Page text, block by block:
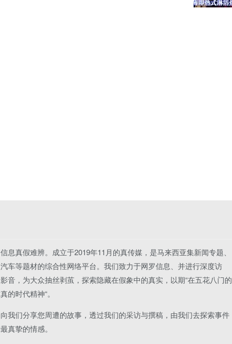
息真假难辨。成立于2019年11月的真传媒，是马来西亚集新闻专题、
车等题材的综合性网络平台。我们致力于网罗信息、并进行深度访
音，为大众抽丝剥茧，探索隐藏在假象中的真实，以期“在五花八门的
的时代精神“。
我们分享您周遭的故事，透过我们的采访与撰稿，由我们去探索事件
真挚的情感。